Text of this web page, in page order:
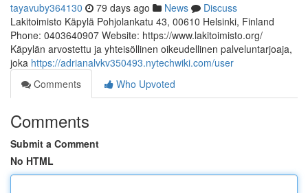
tayavuby364130 79 days ago News
Discuss
Lakitoimisto Käpylä Pohjolankatu 43, 00610 Helsinki, Finland
Phone: 0403640907 Website: https://www.lakitoimisto.org/
Käpylän arvostettu ja yhteisöllinen oikeudellinen palveluntarjoaja,
joka https://adrianalvkv350493.nytechwiki.com/user
Comments
Who Upvoted
Comments
Submit a Comment
No HTML